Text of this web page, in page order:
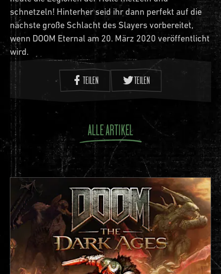
schnetzeln! Hinterher seid ihr dann perfekt auf die
nächste große Schlacht des Slayers vorbereitet,
wenn DOOM Eternal am 20. März 2020 veröffentlicht
wird.
TEILEN TEILEN
ALLE ARTIKEL